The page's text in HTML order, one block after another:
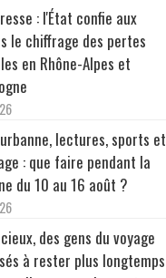
: l'État confie aux
le chiffrage des pertes
en Rhône-Alpes et
lectures, sports et
: que faire pendant la
du 10 au 16 août ?
des gens du voyage
à rester plus longtemps